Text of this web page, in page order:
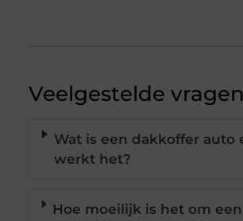
Veelgestelde vragen
Wat is een dakkoffer auto
werkt het?
Hoe moeilijk is het om een